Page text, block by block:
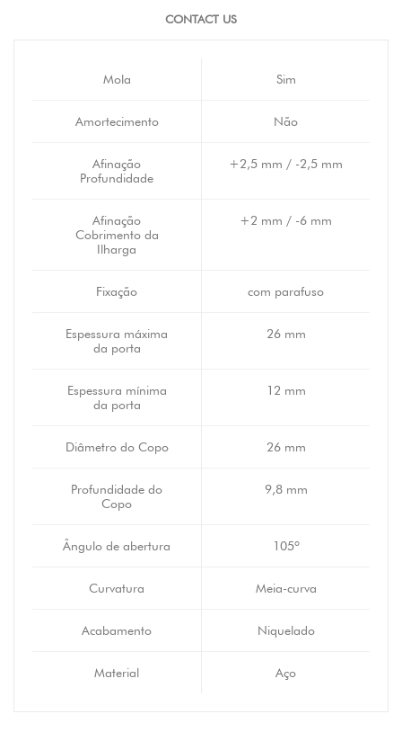
CONTACT US
Mola Sim
Amortecimento Não
Afinação
Profundidade
+2,5 mm / -2,5 mm
Afinação
Cobrimento da
Ilharga
+2 mm / -6 mm
Fixação com parafuso
Espessura máxima
da porta
26 mm
Espessura mínima
da porta
12 mm
Diâmetro do Copo 26 mm
Profundidade do
Copo
9,8 mm
Ângulo de abertura 105º
Curvatura Meia-curva
Acabamento Niquelado
Material Aço